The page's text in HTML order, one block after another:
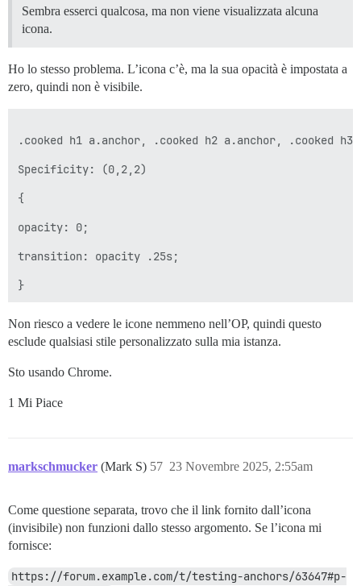
Sembra esserci qualcosa, ma non viene visualizzata alcuna
icona.
Ho lo stesso problema. L’icona c’è, ma la sua opacità è impostata a
zero, quindi non è visibile.
.cooked h1 a.anchor, .cooked h2 a.anchor, .cooked
Specificity: (0,2,2)
{
opacity: 0;
transition: opacity .25s;
Non riesco a vedere le icone nemmeno nell’OP, quindi questo
esclude qualsiasi stile personalizzato sulla mia istanza.
Sto usando Chrome.
1 Mi Piace
markschmucker (Mark S) 23 Novembre 2025, 2:55am
57
Come questione separata, trovo che il link fornito dall’icona
(invisibile) non funzioni dallo stesso argomento. Se l’icona mi
fornisce:
https://forum.example.com/t/testing-anchors/63647#p-